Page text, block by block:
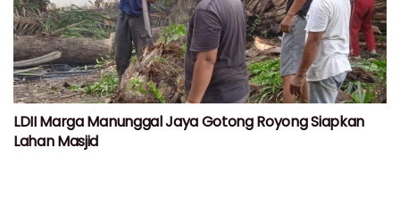
LDII Marga Manunggal Jaya Gotong Royong Siapkan
Lahan Masjid